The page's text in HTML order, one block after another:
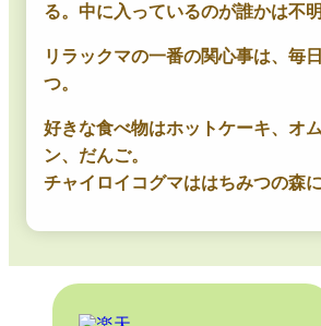
る。中に入っているのが誰かは不明
リラックマの一番の関心事は、毎
つ。
好きな食べ物はホットケーキ、オ
ン、だんご。
チャイロイコグマははちみつの森